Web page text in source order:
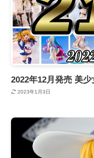
2022年12月発売 美少
2023年1月3日